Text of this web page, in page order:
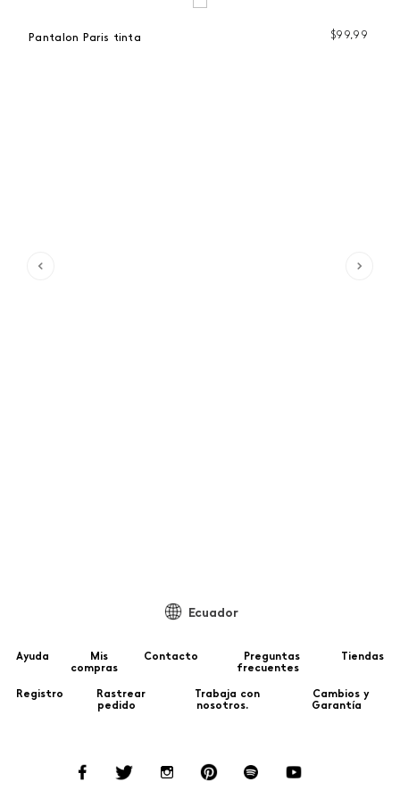
Pantalon Paris tinta $99,99
Ecuador
Ayuda
Mis
compras
Contacto
Preguntas
frecuentes
Tiendas
Registro
Rastrear
pedido
Trabaja con
nosotros.
Cambios y
Garantía